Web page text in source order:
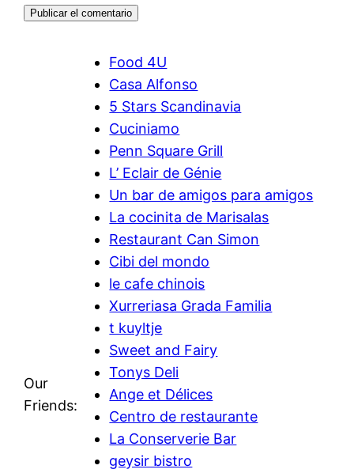
Our
Friends:
Food 4U
Casa Alfonso
5 Stars Scandinavia
Cuciniamo
Penn Square Grill
L’ Eclair de Génie
Un bar de amigos para amigos
La cocinita de Marisalas
Restaurant Can Simon
Cibi del mondo
le cafe chinois
Xurreriasa Grada Familia
t kuyltje
Sweet and Fairy
Tonys Deli
Ange et Délices
Centro de restaurante
La Conserverie Bar
geysir bistro